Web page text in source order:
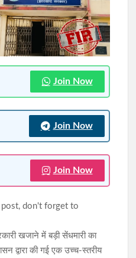
भव्य जतरा का आगाज, मंत्री चमरा
डीसी-एसपी ने मेला क्षेत्र का
Join Now
Join Now
Join Now
post, don't forget to
खजाने में बड़ी सेंधमारी का
द्वारा की गई एक उच्च-स्तरीय